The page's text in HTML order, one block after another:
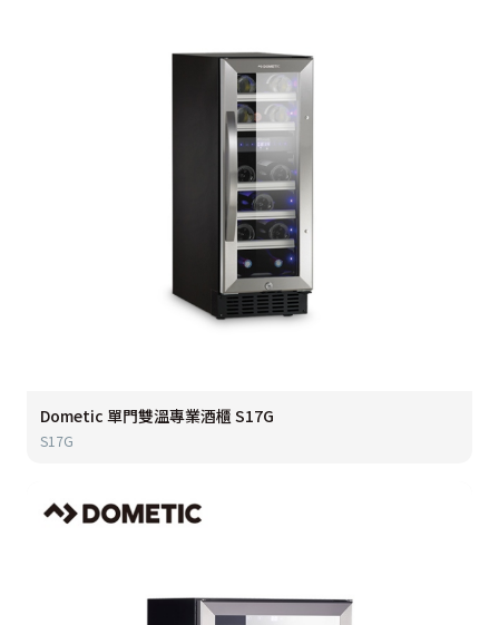
Dometic 單門雙溫專業酒櫃 S17G
S17G